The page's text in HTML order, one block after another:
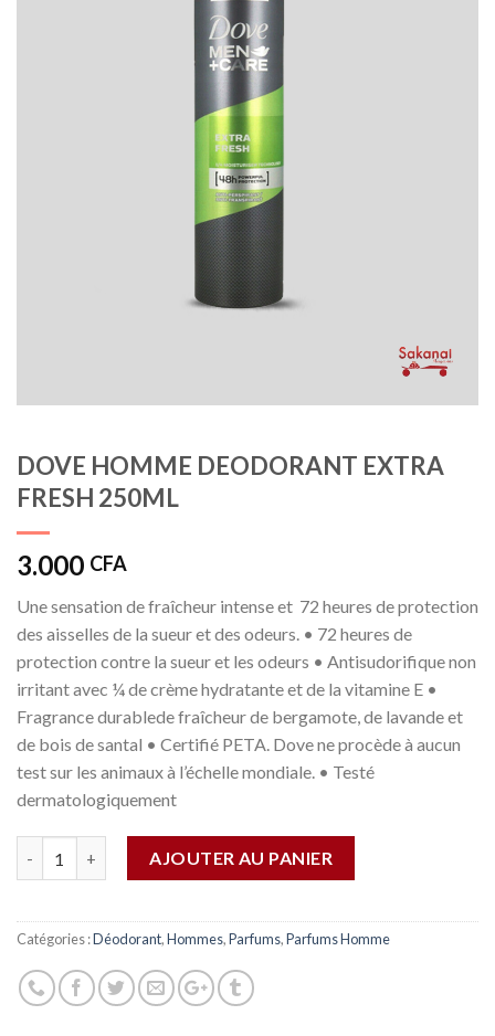
DOVE HOMME DEODORANT EXTRA
FRESH 250ML
3.000 CFA
Une sensation de fraîcheur intense et 72 heures de protection
des aisselles de la sueur et des odeurs. • 72 heures de
protection contre la sueur et les odeurs • Antisudorifique non
irritant avec ¼ de crème hydratante et de la vitamine E •
Fragrance durablede fraîcheur de bergamote, de lavande et
de bois de santal • Certifié PETA. Dove ne procède à aucun
test sur les animaux à l’échelle mondiale. • Testé
dermatologiquement
AJOUTER AU PANIER
Catégories :Déodorant,Hommes,Parfums,Parfums Homme